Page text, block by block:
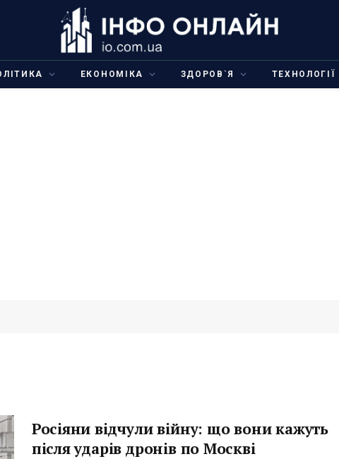
ЕКОНОМІКА ЗДОРОВ`Я ТЕХНОЛОГІЇ
Росіяни відчули війну: що вони кажуть
після ударів дронів по Москві